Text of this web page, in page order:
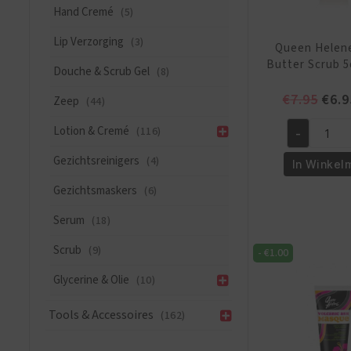
Hand Cremé (5)
Lip Verzorging (3)
Douche & Scrub Gel (8)
Zeep (44)
Lotion & Cremé (116)
Gezichtsreinigers (4)
Gezichtsmaskers (6)
Serum (18)
Scrub (9)
Glycerine & Olie (10)
Tools & Accessoires (162)
Queen
Butter Scrub
€7.95
was:
€
Helene
Cocoa
gr
-
In
- €1.00